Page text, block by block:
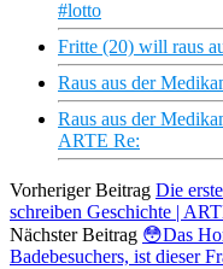
#lotto
Fritte (20) will raus
Raus aus der
Raus aus der
ARTE Re:
Vorheriger Beitrag Die
schreiben Geschichte |
Nächster Beitrag 😳Das
Badebesuchers, ist dieser